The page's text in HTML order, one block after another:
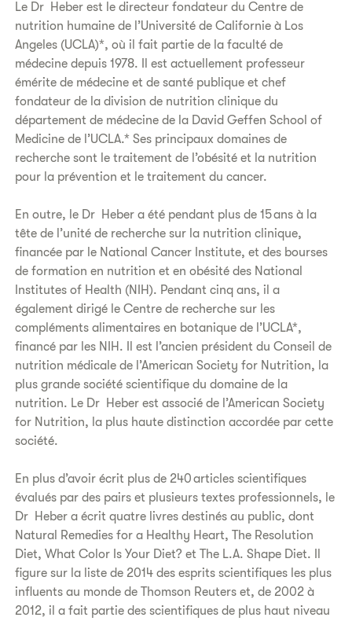
Le Dr Heber est le directeur fondateur du Centre de
nutrition humaine de l’Université de Californie à Los
Angeles (UCLA)*, où il fait partie de la faculté de
médecine depuis 1978. Il est actuellement professeur
émérite de médecine et de santé publique et chef
fondateur de la division de nutrition clinique du
département de médecine de la David Geffen School of
Medicine de l’UCLA.* Ses principaux domaines de
recherche sont le traitement de l’obésité et la nutrition
pour la prévention et le traitement du cancer.
En outre, le Dr Heber a été pendant plus de 15 ans à la
tête de l’unité de recherche sur la nutrition clinique,
financée par le National Cancer Institute, et des bourses
de formation en nutrition et en obésité des National
Institutes of Health (NIH). Pendant cinq ans, il a
également dirigé le Centre de recherche sur les
compléments alimentaires en botanique de l’UCLA*,
financé par les NIH. Il est l’ancien président du Conseil de
nutrition médicale de l’American Society for Nutrition, la
plus grande société scientifique du domaine de la
nutrition. Le Dr Heber est associé de l’American Society
for Nutrition, la plus haute distinction accordée par cette
société.
En plus d’avoir écrit plus de 240 articles scientifiques
évalués par des pairs et plusieurs textes professionnels, le
Dr Heber a écrit quatre livres destinés au public, dont
Natural Remedies for a Healthy Heart, The Resolution
Diet, What Color Is Your Diet? et The L.A. Shape Diet. Il
figure sur la liste de 2014 des esprits scientifiques les plus
influents au monde de Thomson Reuters et, de 2002 à
2012, il a fait partie des scientifiques de plus haut niveau